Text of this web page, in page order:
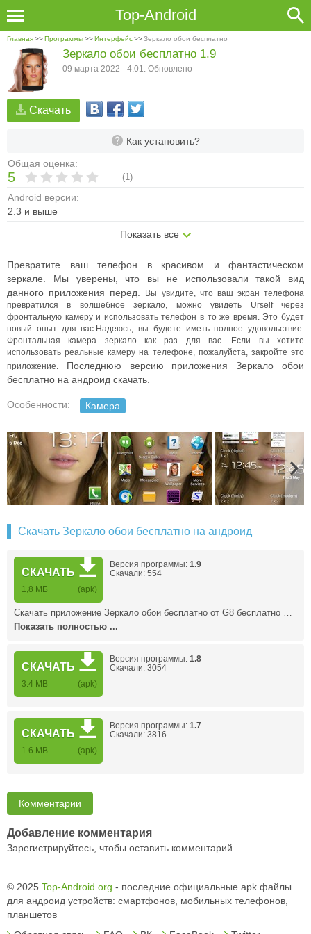
Top-Android
Главная>>Программы>>Интерфейс>>Зеркало обои бесплатно
Скачать
Как установить?
Общая оценка:
5 (1)
Android версии:
2.3 и выше
Показать все
Зеркало обои бесплатно 1.9
09 марта 2022 - 4:01. Обновлено
Превратите ваш телефон в красивом и фантастическом
зеркале. Мы уверены, что вы не использовали такой вид
данного приложения перед.
Вы увидите, что ваш экран телефона
превратился в волшебное зеркало, можно увидеть Urself через
фронтальную камеру и использовать телефон в то же время. Это будет
новый опыт для вас.Надеюсь, вы будете иметь полное удовольствие.
Фронтальная камера зеркало как раз для вас. Если вы хотите
использовать реальные камеру на телефоне, пожалуйста, закройте это
приложение. Последнюю версию приложения Зеркало обои
бесплатно на андроид скачать.
Особенности: Камера
Скачать Зеркало обои бесплатно на андроид
СКАЧАТЬ
1,8 МБ (apk)
Версия программы: 1.9
Скачали: 554
Скачать приложение Зеркало обои бесплатно от G8 бесплатно …
Показать полностью ...
СКАЧАТЬ
3.4 MB (apk)
Версия программы: 1.8
Скачали: 3054
СКАЧАТЬ
1.6 MB (apk)
Версия программы: 1.7
Скачали: 3816
Комментарии
Добавление комментария
Зарегистрируйтесь, чтобы оставить комментарий
© 2025 Top-Android.org - последние официальные apk файлы
для андроид устройств: смартфонов, мобильных телефонов,
планшетов